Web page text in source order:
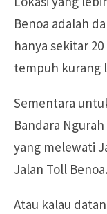
Benoa adalah
hanya sekitar
tempuh kurang
Sementara
Bandara
yang melewati
Jalan Toll Benoa.
Atau kalau